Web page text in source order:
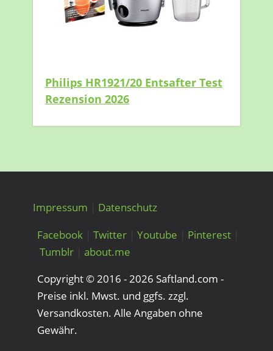
Philips HR1921/20 Entsafter Test
Rezension 2026
Impressum
Datenschutz
Facebook| Twitter| Youtube Pinterest|
Tumblr| about.me
Copyright © 2016 - 2026 Saftland.com -
Preise inkl. Mwst. und ggfs. zzgl.
Versandkosten. Alle Angaben ohne
Gewähr.